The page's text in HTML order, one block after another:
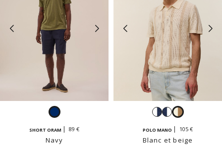
Navy
SHORT ORAM 89 €
Navy
Blanc
navy
Navy
blanc
Blanc
beige
POLO MANO 105 €
Blanc et beige